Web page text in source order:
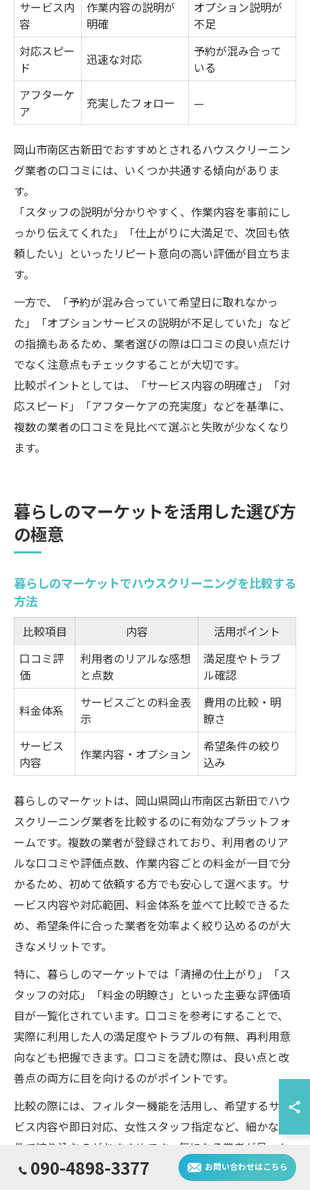
サービス内
容
作業内容の説明が
明確
オプション説明が
不足
対応スピー
ド
迅速な対応
予約が混み合って
いる
アフターケ
ア
充実したフォロー —
岡山市南区古新田でおすすめとされるハウスクリーニン
グ業者の口コミには、いくつか共通する傾向がありま
す。
「スタッフの説明が分かりやすく、作業内容を事前にし
っかり伝えてくれた」「仕上がりに大満足で、次回も依
頼したい」といったリピート意向の高い評価が目立ちま
す。
一方で、「予約が混み合っていて希望日に取れなかっ
た」「オプションサービスの説明が不足していた」など
の指摘もあるため、業者選びの際は口コミの良い点だけ
でなく注意点もチェックすることが大切です。
比較ポイントとしては、「サービス内容の明確さ」「対
応スピード」「アフターケアの充実度」などを基準に、
複数の業者の口コミを見比べて選ぶと失敗が少なくなり
ます。
暮らしのマーケットを活用した選び方
の極意
暮らしのマーケットでハウスクリーニングを比較する
方法
比較項目 内容
活用ポイント
口コミ評
価
利用者のリアルな感想
と点数
満足度やトラブ
ル確認
料金体系
サービスごとの料金表
示
費用の比較・明
瞭さ
サービス
内容
作業内容・オプション
希望条件の絞り
込み
暮らしのマーケットは、岡山県岡山市南区古新田でハウ
スクリーニング業者を比較するのに有効なプラットフォ
ームです。複数の業者が登録されており、利用者のリア
ルな口コミや評価点数、作業内容ごとの料金が一目で分
かるため、初めて依頼する方でも安心して選べます。サ
ービス内容や対応範囲、料金体系を並べて比較できるた
め、希望条件に合った業者を効率よく絞り込めるのが大
きなメリットです。
特に、暮らしのマーケットでは「清掃の仕上がり」「ス
タッフの対応」「料金の明瞭さ」といった主要な評価項
目が一覧化されています。口コミを参考にすることで、
実際に利用した人の満足度やトラブルの有無、再利用意
向なども把握できます。口コミを読む際は、良い点と改
善点の両方に目を向けるのがポイントです。
比較の際には、フィルター機能を活用し、希望するサー
ビス内容や即日対応、女性スタッフ指定など、細かな条
件で絞り込むのがおすすめです。気になる業者が見つか
ったら、複数社に見積もりを依頼し、対応の早さや説明
090-4898-3377 お問い合わせはこちら